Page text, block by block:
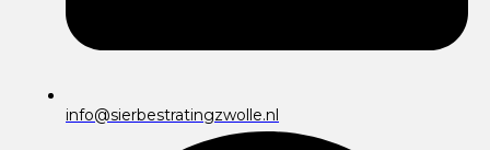
info@sierbestratingzwolle.nl